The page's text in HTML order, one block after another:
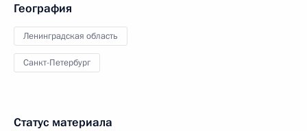
География
Ленинградская область
Санкт-Петербург
Статус материала